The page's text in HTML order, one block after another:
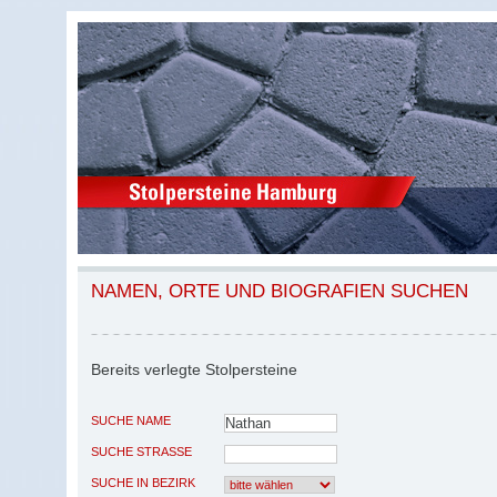
NAMEN, ORTE UND BIOGRAFIEN SUCHEN
Bereits verlegte Stolpersteine
SUCHE NAME
SUCHE STRASSE
SUCHE IN BEZIRK